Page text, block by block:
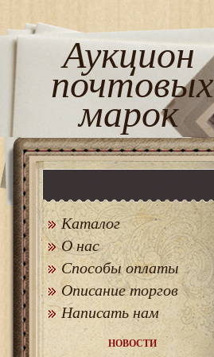
Аукцион
почтовых
марок
Каталог
О нас
Способы оплаты
Описание торгов
Написать нам
НОВОСТИ